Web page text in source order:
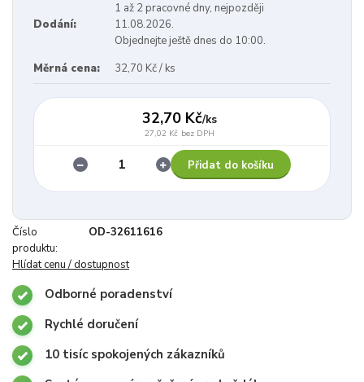
Dodání:
1 až 2 pracovné dny, nejpozději
11.08.2026.
Objednejte ještě dnes do 10:00.
Měrná cena:
32,70 Kč / ks
32,70 Kč/ks
27,02 Kč bez DPH
Přidat do košíku
Číslo
produktu:
OD-32611616
Hlídat cenu / dostupnost
Odborné poradenství
Rychlé doručení
10 tisíc spokojených zákazníků